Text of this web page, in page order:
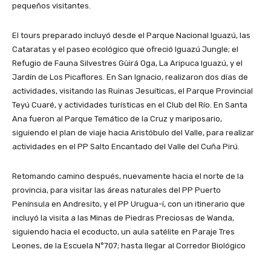
pequeños visitantes.
El tours preparado incluyó desde el Parque Nacional Iguazú, las
Cataratas y el paseo ecológico que ofreció Iguazú Jungle; el
Refugio de Fauna Silvestres Güirá Oga, La Aripuca Iguazú, y el
Jardín de Los Picaflores. En San Ignacio, realizaron dos días de
actividades, visitando las Ruinas Jesuíticas, el Parque Provincial
Teyú Cuaré, y actividades turísticas en el Club del Río. En Santa
Ana fueron al Parque Temático de la Cruz y mariposario,
siguiendo el plan de viaje hacia Aristóbulo del Valle, para realizar
actividades en el PP Salto Encantado del Valle del Cuña Pirú.
Retomando camino después, nuevamente hacia el norte de la
provincia, para visitar las áreas naturales del PP Puerto
Península en Andresito, y el PP Urugua-í, con un itinerario que
incluyó la visita a las Minas de Piedras Preciosas de Wanda,
siguiendo hacia el ecoducto, un aula satélite en Paraje Tres
Leones, de la Escuela N°707; hasta llegar al Corredor Biológico